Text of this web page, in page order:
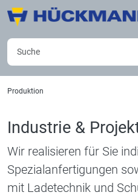
Produktion
Industrie &
Wir realisieren für Sie
Spezialanfertigungen
mit Ladetechnik und